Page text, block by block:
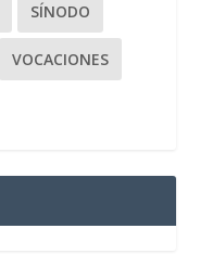
SÍNODO
VOCACIONES